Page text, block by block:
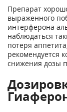
Препарат
выраженного
интерферона
наблюдаться
потеря
рекомендуется
снижения дозы